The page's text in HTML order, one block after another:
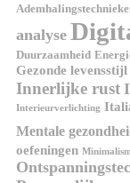
analyse
Duurzaamheid
Gezonde levensstijl
Innerlijke rust
Interieurverlichting
Mentale
oefeningen